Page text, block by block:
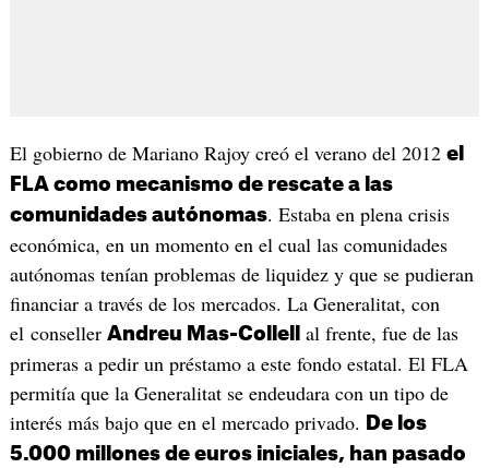
El gobierno de Mariano Rajoy creó el verano del 2012 el
FLA como mecanismo de rescate a las
comunidades autónomas. Estaba en plena crisis
económica, en un momento en el cual las comunidades
autónomas tenían problemas de liquidez y que se pudieran
financiar a través de los mercados. La Generalitat, con
el conseller Andreu Mas-Collell al frente, fue de las
primeras a pedir un préstamo a este fondo estatal. El FLA
permitía que la Generalitat se endeudara con un tipo de
interés más bajo que en el mercado privado.
De los
5.000 millones de euros iniciales, han pasado